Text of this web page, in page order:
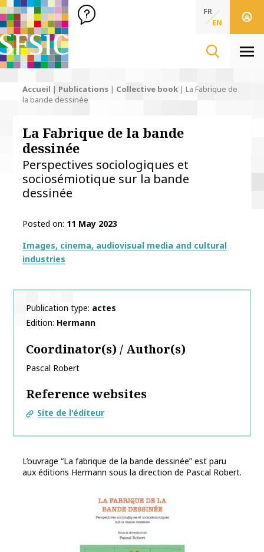
SFSIC Société Française des Sciences de l'Information & de
Société Française des Sciences de
FR
EN
Accueil | Publications | Collective book | La Fabrique de
la bande dessinée
La Fabrique de la bande
dessinée
Perspectives sociologiques et
sociosémiotique sur la bande
dessinée
Posted on 11 May 2023
Thématiques
Images, cinema, audiovisual media and cultural
industries
Publication type actes
Edition Hermann
Coordinator(s) / Author(s)
Pascal Robert
Reference websites
Site de l'éditeur
L’ouvrage “La fabrique de la bande dessinée” est paru
aux éditions Hermann sous la direction de Pascal Robert.